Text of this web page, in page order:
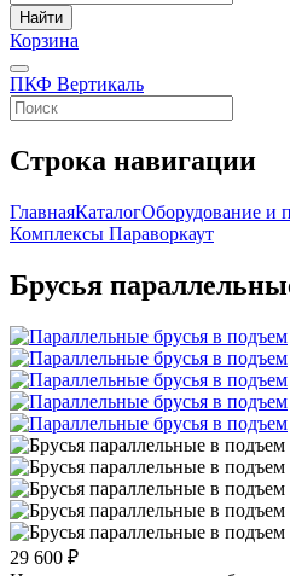
Найти
Корзина
ПКФ Вертикаль
Строка навигации
ГлавнаяКаталогОборудование и
Комплексы Параворкаут
Брусья
29 600 ₽